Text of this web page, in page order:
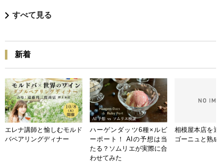
すべて見る
新着
エレナ講師と愉しむモルド
バペアリングディナー
ハーゲンダッツ6種×ルビ
ーポート！ AIの予想は当
たる？ソムリエが実際に合
わせてみた
相模屋本店を
ゴーニュと熟